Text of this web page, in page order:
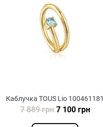
Каблучка TOUS Lio 100461181
7 889 грн7 100 грн